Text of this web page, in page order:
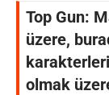
Top Gun:
üzere,
olmak